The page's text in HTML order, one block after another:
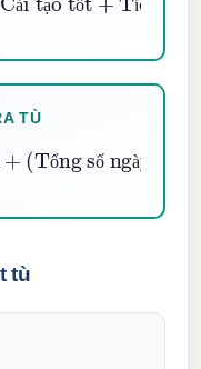
ả ạ ố í
TÙ
ổ ố à
+( giảm)
tù